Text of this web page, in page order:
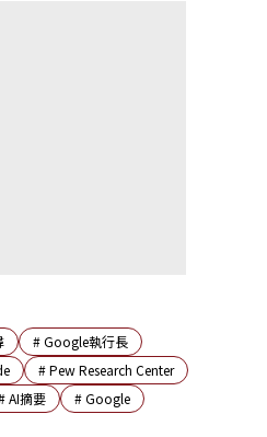
#Google執行長
#Pew Research Center
AI摘要 #Google